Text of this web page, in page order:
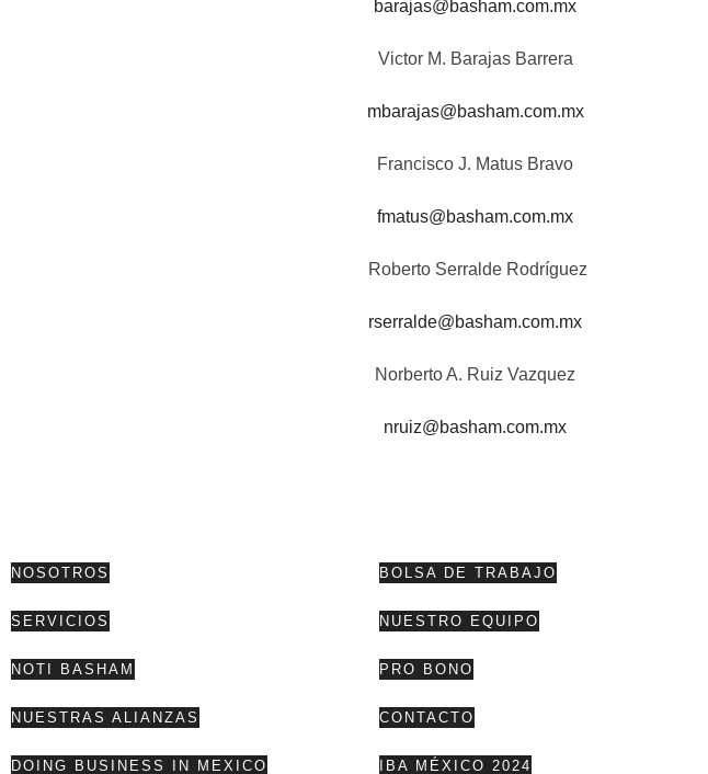
barajas@basham.com.mx
Victor M. Barajas Barrera
mbarajas@basham.com.mx
Francisco J. Matus Bravo
fmatus@basham.com.mx
Roberto Serralde Rodríguez
rserralde@basham.com.mx
Norberto A. Ruiz Vazquez
nruiz@basham.com.mx
NOSOTROS
SERVICIOS
NOTI BASHAM
NUESTRAS ALIANZAS
DOING BUSINESS IN MEXICO
BOLSA DE TRABAJO
NUESTRO EQUIPO
PRO BONO
CONTACTO
IBA MÉXICO 2024